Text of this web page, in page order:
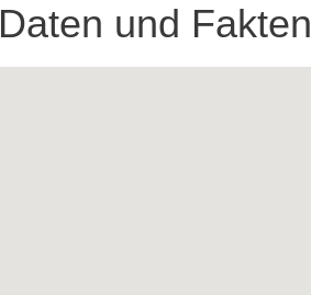
Daten und Fakten